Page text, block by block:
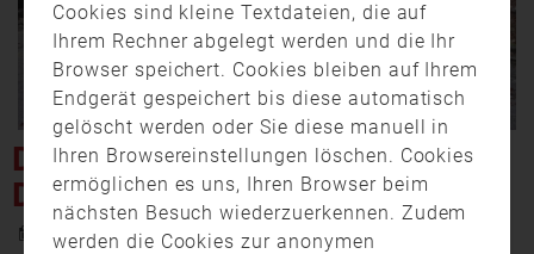
Video
DIE REGION PASSAU NACH
DEM STURMTIEF „SABINE“
11. Februar 2020 20:06
Cookies sind kleine Textdateien, die auf
Ihrem Rechner abgelegt werden und die Ihr
Browser speichert. Cookies bleiben auf Ihrem
Endgerät gespeichert bis diese automatisch
gelöscht werden oder Sie diese manuell in
Ihren Browsereinstellungen löschen. Cookies
ermöglichen es uns, Ihren Browser beim
nächsten Besuch wiederzuerkennen. Zudem
werden die Cookies zur anonymen